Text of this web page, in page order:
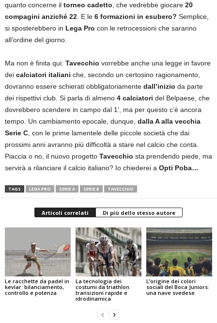
quanto concerne il torneo cadetto , che vedrebbe giocare 20
compagini anziché 22 . E le 6 formazioni in esubero? Semplice,
si sposterebbero in Lega Pro con le retrocessioni che saranno
all’ordine del giorno.
Ma non è finita qui: Tavecchio vorrebbe anche una legge in favore
dei calciatori italiani che, secondo un certosino ragionamento,
dovranno essere schierati obbligatoriamente dall’inizio da parte
dei rispettivi club. Si parla di almeno 4 calciatori del Belpaese, che
dovrebbero scendere in campo dal 1’, ma per questo c’è ancora
tempo. Un cambiamento epocale, dunque, dalla A alla vecchia
Serie C , con le prime lamentele delle piccole società che dai
prossimi anni avranno più difficoltà a stare nel calcio che conta.
Piaccia o no, il nuovo progetto Tavecchio sta prendendo piede, ma
servirà a rilanciare il calcio italiano? Io chiederei a Opti Poba…
TAGS LEGA PRO SERIE A SERIE B TAVECCHIO
Articoli correlati Di più dello stesso autore
Le racchette da padel in
kevlar: bilanciamento,
controllo e potenza
La tecnologia dei
costumi da triathlon:
transizioni rapide e
idrodinamica
L’origine dei colori
sociali del Boca Juniors:
una nave svedese